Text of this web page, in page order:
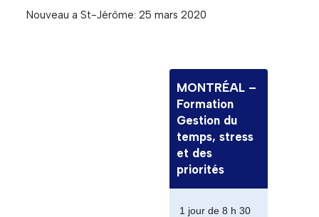
Nouveau a St-Jérôme: 25 mars 2020
MONTRÉAL –
Formation
Gestion du
temps, stress
et des
priorités
1 jour de 8 h 30